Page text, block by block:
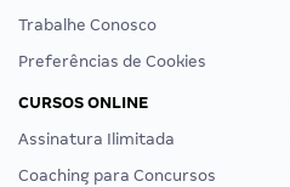
Trabalhe Conosco
Preferências de Cookies
CURSOS ONLINE
Assinatura Ilimitada
Coaching para Concursos